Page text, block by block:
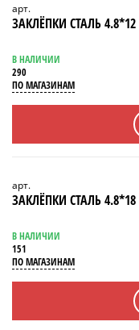
арт.
ЗАКЛЁПКИ СТАЛЬ 4.8*12
В НАЛИЧИИ
290
ПО МАГАЗИНАМ
арт.
ЗАКЛЁПКИ СТАЛЬ 4.8*18
В НАЛИЧИИ
151
ПО МАГАЗИНАМ